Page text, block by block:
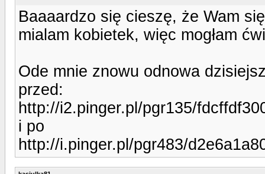
Baaaardzo się cieszę, że Wam
mialam kobietek, więc mogłam
Ode mnie znowu odnowa
przed:
http://i2.pinger.pl/pgr135/
i po
http://i.pinger.pl/pgr483/